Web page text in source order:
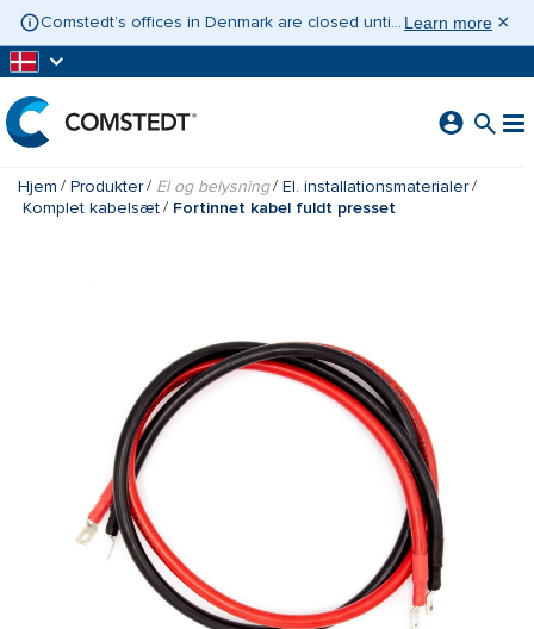
Comstedt’s offices in Denmark are closed until 10 August 2026. If you need assistance, please contact Contact Sweden on +46 31 775 65 30. Learn more ×
Hjem Produkter El og belysning
El. installationsmaterialer
Komplet kabelsæt
Fortinnet kabel fuldt presset